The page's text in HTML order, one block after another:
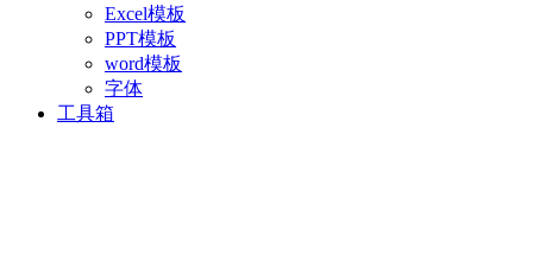
Excel模板
PPT模板
word模板
字体
工具箱